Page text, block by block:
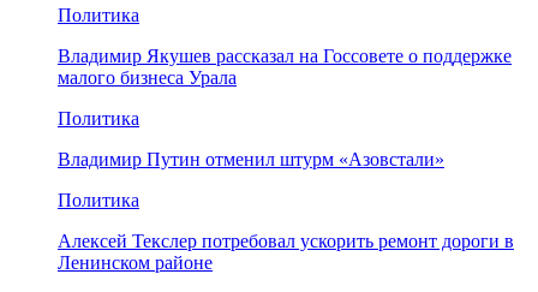
Политика
Владимир Якушев рассказал на Госсовете о поддержке
малого бизнеса Урала
Политика
Владимир Путин отменил штурм «Азовстали»
Политика
Алексей Текслер потребовал ускорить ремонт дороги в
Ленинском районе